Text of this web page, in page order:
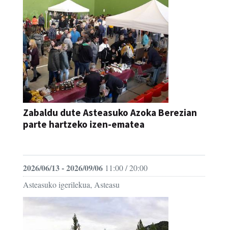
Zabaldu dute Asteasuko Azoka Berezian
parte hartzeko izen-ematea
2026/06/13 - 2026/09/06 11:00 / 20:00
Asteasuko igerilekua, Asteasu